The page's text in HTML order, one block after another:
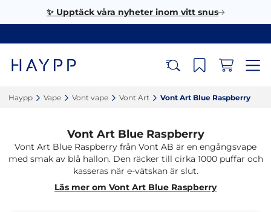
✨ Upptäck våra nyheter inom vitt snus
Haypp‎ Vape‎ Vont vape‎ Vont Art‎ Vont Art Blue Raspberry‎
Vont Art Blue Raspberry
Vont Art Blue Raspberry från Vont AB är en engångsvape
med smak av blå hallon. Den räcker till cirka 1000 puffar och
kasseras när e-vätskan är slut.
Läs mer om Vont Art Blue Raspberry